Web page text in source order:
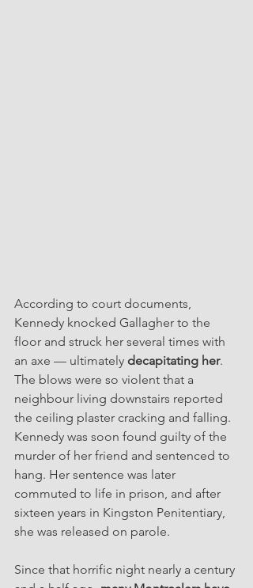
According to court documents,
Kennedy knocked Gallagher to the
floor and struck her several times with
an axe — ultimately decapitating her.
The blows were so violent that a
neighbour living downstairs reported
the ceiling plaster cracking and falling.
Kennedy was soon found guilty of the
murder of her friend and sentenced to
hang. Her sentence was later
commuted to life in prison, and after
sixteen years in Kingston Penitentiary,
she was released on parole.
Since that horrific night nearly a century